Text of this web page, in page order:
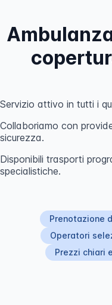
Servizio attivo in tutti i
Collaboriamo con
sicurezza.
Disponibili trasporti
specialistiche.
Prenotazione
Operatori
Prezzi chiari